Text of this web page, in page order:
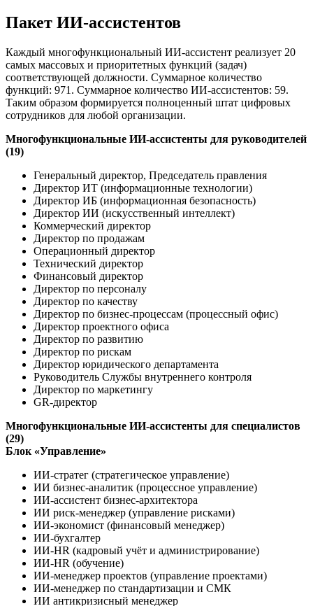
Пакет ИИ-ассистентов
Каждый многофункциональный ИИ-ассистент реализует 20
самых массовых и приоритетных функций (задач)
соответствующей должности. Суммарное количество
функций: 971. Суммарное количество ИИ-ассистентов: 59.
Таким образом формируется полноценный штат цифровых
сотрудников для любой организации.
Многофункциональные ИИ-ассистенты для руководителей
(19)
Генеральный директор, Председатель правления
Директор ИТ (информационные технологии)
Директор ИБ (информационная безопасность)
Директор ИИ (искусственный интеллект)
Коммерческий директор
Директор по продажам
Операционный директор
Технический директор
Финансовый директор
Директор по персоналу
Директор по качеству
Директор по бизнес-процессам (процессный офис)
Директор проектного офиса
Директор по развитию
Директор по рискам
Директор юридического департамента
Руководитель Службы внутреннего контроля
Директор по маркетингу
GR-директор
Многофункциональные ИИ-ассистенты для специалистов
(29)
Блок «Управление»
ИИ-стратег (стратегическое управление)
ИИ бизнес-аналитик (процессное управление)
ИИ-ассистент бизнес-архитектора
ИИ риск-менеджер (управление рисками)
ИИ-экономист (финансовый менеджер)
ИИ-бухгалтер
ИИ-HR (кадровый учёт и администрирование)
ИИ-HR (обучение)
ИИ-менеджер проектов (управление проектами)
ИИ-менеджер по стандартизации и СМК
ИИ антикризисный менеджер